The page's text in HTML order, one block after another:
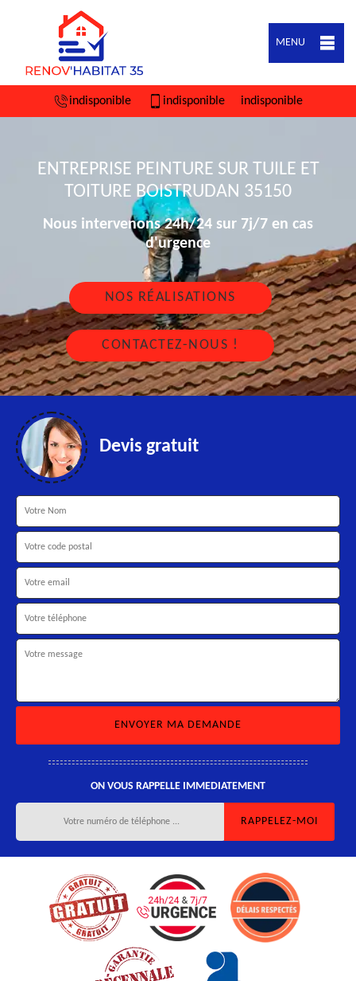
MENU
indisponible indisponible indisponible
ENTREPRISE PEINTURE SUR TUILE ET
TOITURE BOISTRUDAN 35150
Nous intervenons 24h/24 sur 7j/7 en cas
d'urgence
NOS RÉALISATIONS
CONTACTEZ-NOUS !
Devis gratuit
ON VOUS RAPPELLE IMMEDIATEMENT